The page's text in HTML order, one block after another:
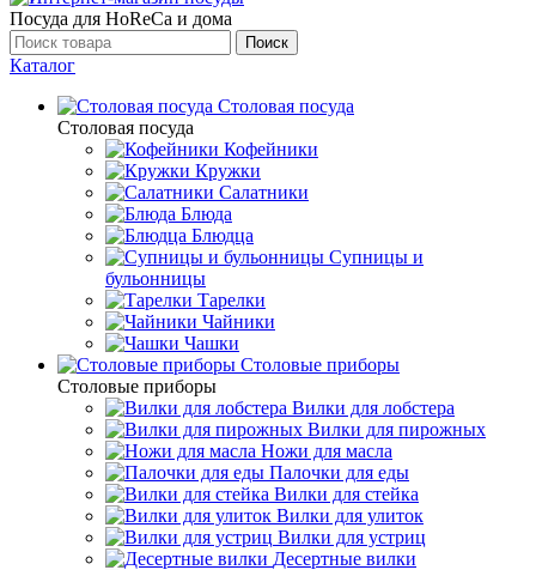
Посуда для HoReCa и дома
Поиск
Каталог
Столовая посуда
Столовая посуда
Кофейники
Кружки
Салатники
Блюда
Блюдца
Супницы и
бульонницы
Тарелки
Чайники
Чашки
Cтоловые приборы
Cтоловые приборы
Вилки для лобстера
Вилки для пирожных
Ножи для масла
Палочки для еды
Вилки для стейка
Вилки для улиток
Вилки для устриц
Десертные вилки